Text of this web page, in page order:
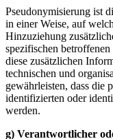
Pseudonymisierung ist
in einer Weise, auf
Hinzuziehung
spezifischen
diese zusätzlichen
technischen und
gewährleisten, dass die
identifizierten oder
werden.
g) Verantwortlicher